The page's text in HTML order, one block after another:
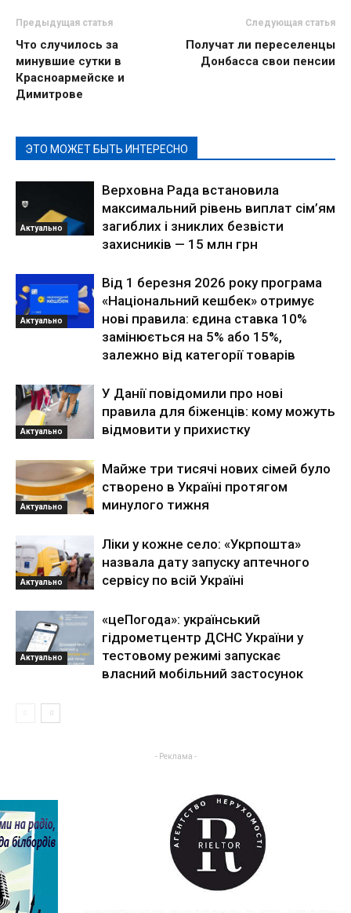
Предыдущая статья
Что случилось за
минувшие сутки в
Красноармейске и
Димитрове
Следующая статья
Получат ли переселенцы
Донбасса свои пенсии
ЭТО МОЖЕТ БЫТЬ ИНТЕРЕСНО
Актуально
Верховна Рада встановила
максимальний рівень виплат сім’ям
загиблих і зниклих безвісти
захисників — 15 млн грн
Актуально
Від 1 березня 2026 року програма
«Національний кешбек» отримує
нові правила: єдина ставка 10%
замінюється на 5% або 15%,
залежно від категорії товарів
Актуально
У Данії повідомили про нові
правила для біженців: кому можуть
відмовити у прихистку
Актуально
Майже три тисячі нових сімей було
створено в Україні протягом
минулого тижня
Актуально
Ліки у кожне село: «Укрпошта»
назвала дату запуску аптечного
сервісу по всій Україні
Актуально
«цеПогода»: український
гідрометцентр ДСНС України у
тестовому режимі запускає
власний мобільний застосунок
- Реклама -